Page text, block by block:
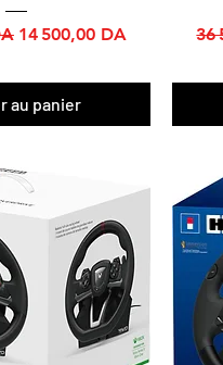
Prix promotionnel
14 500,00 DA
au panier
36